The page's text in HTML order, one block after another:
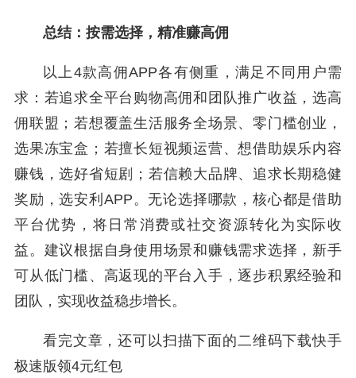
总结：按需选择，精准赚高佣
以上4款高佣APP各有侧重，满足不同用户需
求：若追求全平台购物高佣和团队推广收益，选高
佣联盟；若想覆盖生活服务全场景、零门槛创业，
选果冻宝盒；若擅长短视频运营、想借助娱乐内容
赚钱，选好省短剧；若信赖大品牌、追求长期稳健
奖励，选安利APP。无论选择哪款，核心都是借助
平台优势，将日常消费或社交资源转化为实际收
益。建议根据自身使用场景和赚钱需求选择，新手
可从低门槛、高返现的平台入手，逐步积累经验和
团队，实现收益稳步增长。
看完文章，还可以扫描下面的二维码下载快手
极速版领4元红包